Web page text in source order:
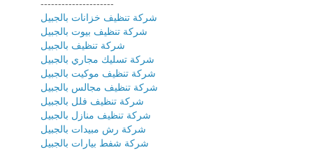
---------------------
شركة تنظيف خزانات بالجبيل
شركة تنظيف بيوت بالجبيل
شركة تنظيف بالجبيل
شركة تسليك مجاري بالجبيل
شركة تنظيف موكيت بالجبيل
شركة تنظيف مجالس بالجبيل
شركة تنظيف فلل بالجبيل
شركة تنظيف منازل بالجبيل
شركة رش مبيدات بالجبيل
شركة شفط بيارات بالجبيل